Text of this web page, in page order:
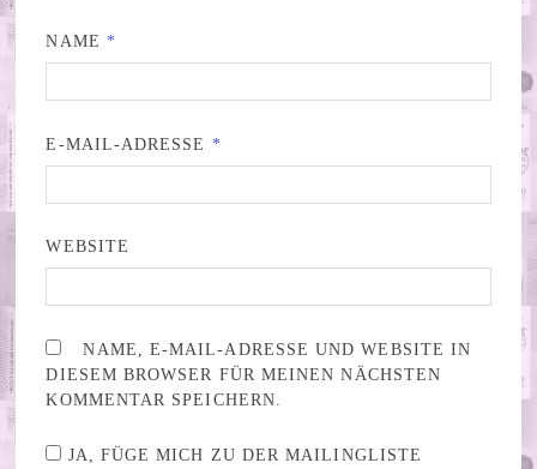
NAME *
E-MAIL-ADRESSE *
WEBSITE
NAME, E-MAIL-ADRESSE UND WEBSITE IN
DIESEM BROWSER FÜR MEINEN NÄCHSTEN
KOMMENTAR SPEICHERN.
JA, FÜGE MICH ZU DER MAILINGLISTE